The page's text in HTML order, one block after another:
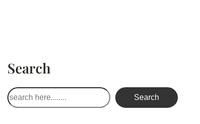
Search
搜
尋
Search